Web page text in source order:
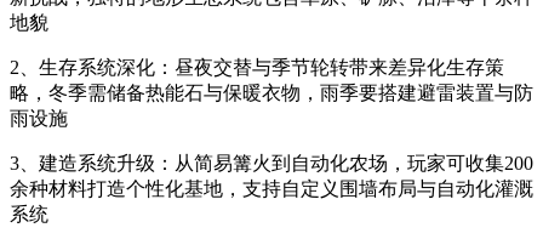
地貌
2、生存系统深化：昼夜交替与季节轮转带来差异化生存策
略，冬季需储备热能石与保暖衣物，雨季要搭建避雷装置与防
雨设施
3、建造系统升级：从简易篝火到自动化农场，玩家可收集200
余种材料打造个性化基地，支持自定义围墙布局与自动化灌溉
系统